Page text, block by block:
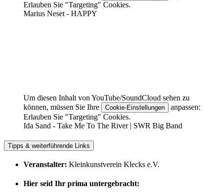
Erlauben Sie "Targeting" Cookies.
Marius Neset - HAPPY
Um diesen Inhalt von YouTube/SoundCloud sehen zu
können, müssen Sie Ihre
Cookie-Einstellungen
anpassen:
Erlauben Sie "Targeting" Cookies.
Ida Sand - Take Me To The River | SWR Big Band
Tipps & weiterführende Links
Veranstalter: Kleinkunstverein Klecks e.V.
Hier seid Ihr prima untergebracht: